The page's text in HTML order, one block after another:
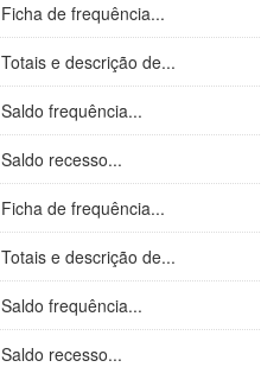
Ficha de frequência...
Totais e descrição de...
Saldo frequência...
Saldo recesso...
Ficha de frequência...
Totais e descrição de...
Saldo frequência...
Saldo recesso...